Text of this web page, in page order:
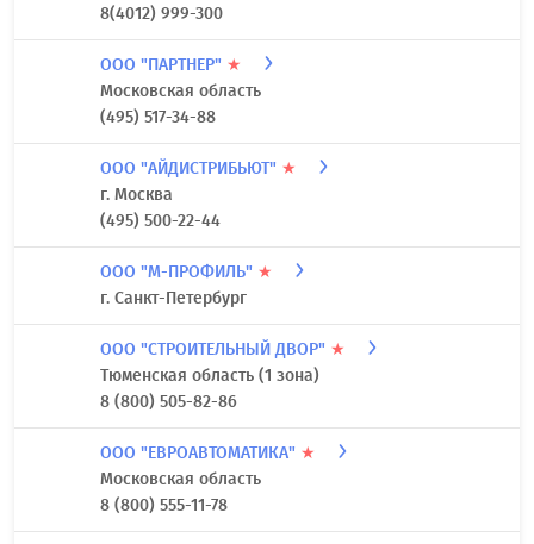
8(4012) 999-300
ООО "ПАРТНЕР" ★
Московская область
(495) 517-34-88
ООО "АЙДИСТРИБЬЮТ" ★
г. Москва
(495) 500-22-44
ООО "М-ПРОФИЛЬ" ★
г. Санкт-Петербург
ООО "СТРОИТЕЛЬНЫЙ ДВОР" ★
Тюменская область (1 зона)
8 (800) 505-82-86
ООО "ЕВРОАВТОМАТИКА" ★
Московская область
8 (800) 555-11-78